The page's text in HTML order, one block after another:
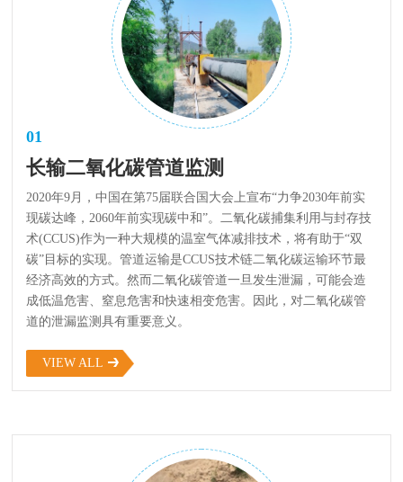
01
长输二氧化碳管道监测
2020年9月，中国在第75届联合国大会上宣布“力争2030年前实
现碳达峰，2060年前实现碳中和”。二氧化碳捕集利用与封存技
术(CCUS)作为一种大规模的温室气体减排技术，将有助于“双
碳”目标的实现。管道运输是CCUS技术链二氧化碳运输环节最
经济高效的方式。然而二氧化碳管道一旦发生泄漏，可能会造
成低温危害、窒息危害和快速相变危害。因此，对二氧化碳管
道的泄漏监测具有重要意义。
VIEW ALL